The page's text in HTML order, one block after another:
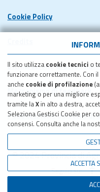
Il sito utilizza cookie tecnici o
funzionare correttamente. Con
anche cookie di profilazione
marketing o per una migliore
tramite laX in alto a destra,
Seleziona Gestisci Cookie per
consensi. Consulta anche la
ACCETTA
Cookie Policy
Dichiarazione di
Meccanismo di feedback
Pubblicazione obiettivi di
© 2024 Provincia di
Seguici su: